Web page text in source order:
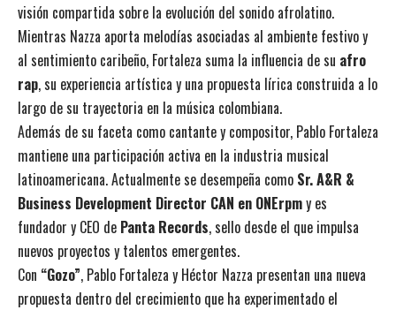
visión compartida sobre la evolución del sonido afrolatino.
Mientras Nazza aporta melodías asociadas al ambiente festivo y
al sentimiento caribeño, Fortaleza suma la influencia de su afro
rap, su experiencia artística y una propuesta lírica construida a lo
largo de su trayectoria en la música colombiana.
Además de su faceta como cantante y compositor, Pablo Fortaleza
mantiene una participación activa en la industria musical
latinoamericana. Actualmente se desempeña como Sr. A&R &
Business Development Director CAN en ONErpmy es
fundador y CEO de Panta Records, sello desde el que impulsa
nuevos proyectos y talentos emergentes.
Con “Gozo”, Pablo Fortaleza y Héctor Nazza presentan una nueva
propuesta dentro del crecimiento que ha experimentado el